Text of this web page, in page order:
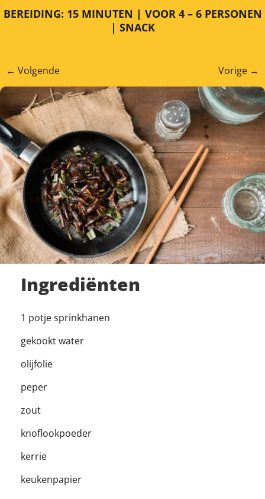
BEREIDING: 15 MINUTEN | VOOR 4 – 6 PERSONEN
| SNACK
← Volgende Vorige →
Ingrediënten
1 potje sprinkhanen
gekookt water
olijfolie
peper
zout
knoflookpoeder
kerrie
keukenpapier